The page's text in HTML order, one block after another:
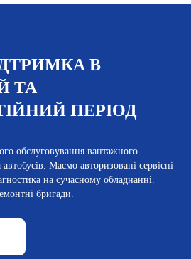
В
ТА
ПЕРІОД
обслуговування вантажного
Маємо авторизовані сервісні
на сучасному обладнанні.
бригади.